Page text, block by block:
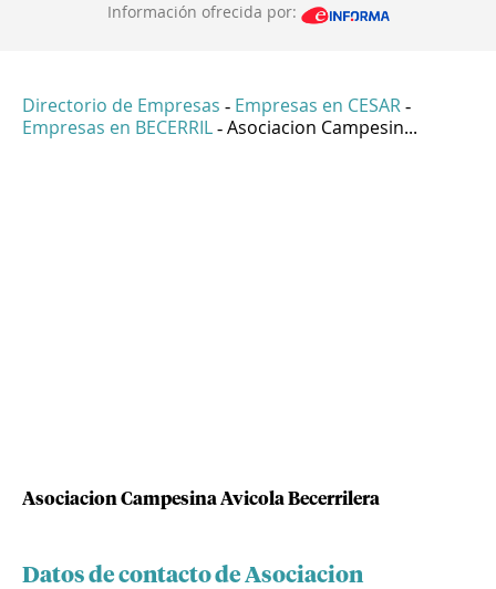
Información ofrecida por:
Directorio de Empresas - Empresas en CESAR -
Empresas en BECERRIL - Asociacion Campesin...
Asociacion Campesina Avicola Becerrilera
Datos de contacto de Asociacion